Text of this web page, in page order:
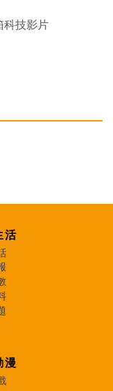
科技影片
活
漫